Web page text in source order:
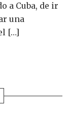
a Cuba, de ir
una
[…]